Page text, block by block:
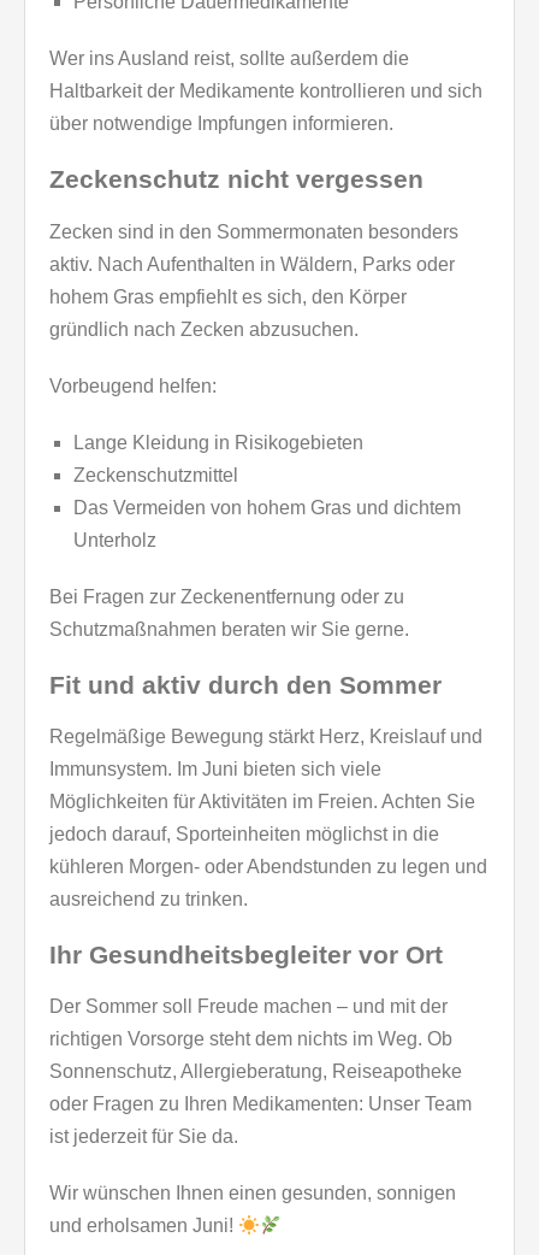
Wer ins Ausland reist, sollte außerdem die
Haltbarkeit der Medikamente kontrollieren und sich
über notwendige Impfungen informieren.
Zeckenschutz nicht vergessen
Zecken sind in den Sommermonaten besonders
aktiv. Nach Aufenthalten in Wäldern, Parks oder
hohem Gras empfiehlt es sich, den Körper
gründlich nach Zecken abzusuchen.
Vorbeugend helfen:
Lange Kleidung in Risikogebieten
Zeckenschutzmittel
Das Vermeiden von hohem Gras und dichtem
Unterholz
Bei Fragen zur Zeckenentfernung oder zu
Schutzmaßnahmen beraten wir Sie gerne.
Fit und aktiv durch den Sommer
Regelmäßige Bewegung stärkt Herz, Kreislauf und
Immunsystem. Im Juni bieten sich viele
Möglichkeiten für Aktivitäten im Freien. Achten Sie
jedoch darauf, Sporteinheiten möglichst in die
kühleren Morgen- oder Abendstunden zu legen und
ausreichend zu trinken.
Ihr Gesundheitsbegleiter vor Ort
Der Sommer soll Freude machen – und mit der
richtigen Vorsorge steht dem nichts im Weg. Ob
Sonnenschutz, Allergieberatung, Reiseapotheke
oder Fragen zu Ihren Medikamenten: Unser Team
ist jederzeit für Sie da.
Wir wünschen Ihnen einen gesunden, sonnigen
und erholsamen Juni!